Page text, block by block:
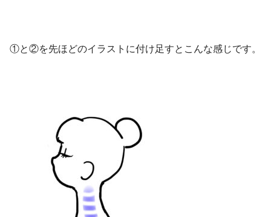
①と②を先ほどのイラストに付け足すとこんな感じです。